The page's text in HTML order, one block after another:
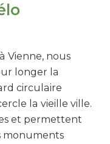
Vienne, nous
longer la
circulaire
la vieille ville.
et permettent
monuments